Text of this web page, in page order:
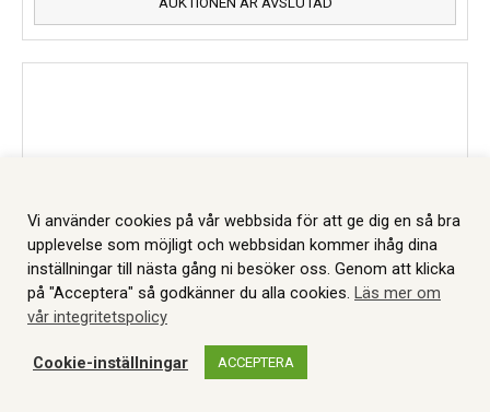
Vi använder cookies på vår webbsida för att ge dig en så bra
upplevelse som möjligt och webbsidan kommer ihåg dina
inställningar till nästa gång ni besöker oss. Genom att klicka
på "Acceptera" så godkänner du alla cookies. Läs mer om
vår integritetspolicy
Cookie-inställningar ACCEPTERA